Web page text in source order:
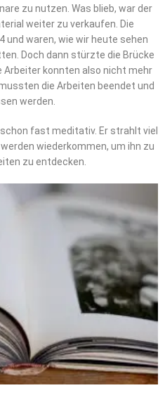
zu nutzen. Was blieb, war der
weiter zu verkaufen. Die
und waren, wie wir heute sehen
Doch dann stürzte die Brücke
Arbeiter konnten also nicht mehr
die Arbeiten beendet und
werden.
fast meditativ. Er strahlt viel
wiederkommen, um ihn zu
zu entdecken.